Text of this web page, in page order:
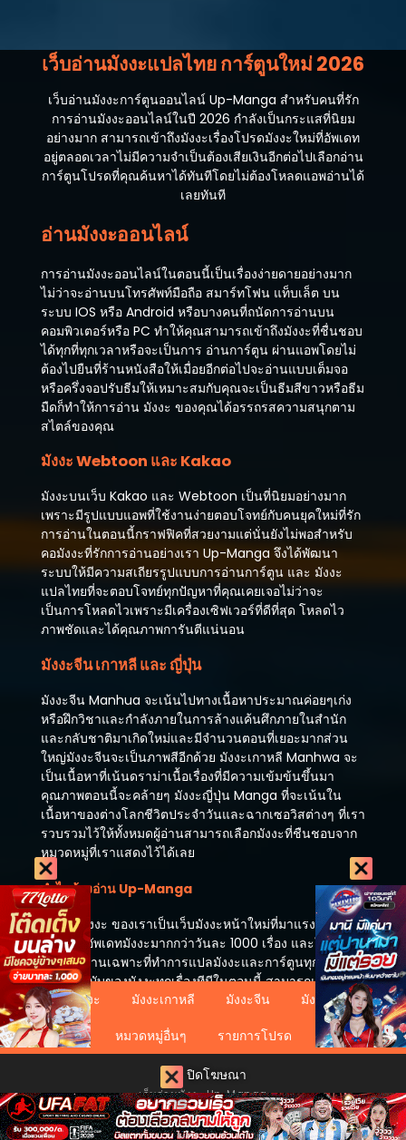
ปิดโฆษณา
อ่านมังงะ มังงะเกาหลี มังงะจีน
มังงะญี่ปุ่น
หมวดหมู่อื่นๆ
รายการโปรด
เว็บอ่านมังงะ Up-Manga
เว็บอ่านมังงะแปลไทย การ์ตูนใหม่ 2026
เว็บอ่านมังงะการ์ตูนออนไลน์ Up-Manga สำหรับคนที่รัก
การอ่านมังงะออนไลน์ในปี 2026 กำลังเป็นกระแสที่นิยม
อย่างมาก สามารถเข้าถึงมังงะเรื่องโปรดมังงะใหม่ที่อัพเดท
อยู่ตลอดเวลาไม่มีความจำเป็นต้องเสียเงินอีกต่อไปเลือกอ่าน
การ์ตูนโปรดที่คุณค้นหาได้ทันทีโดยไม่ต้องโหลดแอพอ่านได้
เลยทันที
อ่านมังงะออนไลน์
การอ่านมังงะออนไลน์ในตอนนี้เป็นเรื่องง่ายดายอย่างมาก
ไม่ว่าจะอ่านบนโทรศัพท์มือถือ สมาร์ทโฟน แท็บเล็ต บน
ระบบ IOS หรือ Android หรือบางคนที่ถนัดการอ่านบน
คอมพิวเตอร์หรือ PC ทำให้คุณสามารถเข้าถึงมังงะที่ชื่นชอบ
ได้ทุกที่ทุกเวลาหรือจะเป็นการ อ่านการ์ตูน ผ่านแอพโดยไม่
ต้องไปยืนที่ร้านหนังสือให้เมื่อยอีกต่อไปจะอ่านแบบเต็มจอ
หรือครึ่งจอปรับธีมให้เหมาะสมกับคุณจะเป็นธีมสีขาวหรือธีม
มืดก็ทำให้การอ่าน มังงะ ของคุณได้อรรถรสความสนุกตาม
สไตล์ของคุณ
มังงะ Webtoon และ Kakao
มังงะบนเว็บ Kakao และ Webtoon เป็นที่นิยมอย่างมาก
เพราะมีรูปแบบแอพที่ใช้งานง่ายตอบโจทย์กับคนยุคใหม่ที่รัก
การอ่านในตอนนี้กราฟฟิคที่สวยงามแต่นั่นยังไม่พอสำหรับ
คอมังงะที่รักการอ่านอย่างเรา Up-Manga จึงได้พัฒนา
ระบบให้มีความสเถียรรูปแบบการอ่านการ์ตูน และ มังงะ
แปลไทยที่จะตอบโจทย์ทุกปัญหาที่คุณเคยเจอไม่ว่าจะ
เป็นการโหลดไวเพราะมีเครื่องเซิฟเวอร์ที่ดีที่สุด โหลดไว
ภาพชัดและได้คุณภาพการันตีแน่นอน
มังงะจีน เกาหลี และ ญี่ปุ่น
มังงะจีน Manhua จะเน้นไปทางเนื้อหาประมาณค่อยๆเก่ง
หรือฝึกวิชาและกำลังภายในการล้างแค้นศึกภายในสำนัก
และกลับชาติมาเกิดใหม่และมีจำนวนตอนที่เยอะมากส่วน
ใหญ่มังงะจีนจะเป็นภาพสีอีกด้วย มังงะเกาหลี Manhwa จะ
เป็นเนื้อหาที่เน้นดราม่าเนื้อเรื่องที่มีความเข้มข้นขึ้นมา
คุณภาพตอนนี้จะคล้ายๆ มังงะญี่ปุ่น Manga ที่จะเน้นใน
เนื้อหาของต่างโลกชีวิตประจำวันและฉากเซอวิสต่างๆ ที่เรา
รวบรวมไว้ให้ทั้งหมดผู้อ่านสามารถเลือกมังงะที่ชืนชอบจาก
หมวดหมู่ที่เราแสดงไว้ได้เลย
ทำไมต้องอ่าน Up-Manga
เว็บ อัพมังงะ ของเราเป็นเว็บมังงะหน้าใหม่ที่มาแรงที่สุดตอน
นี้มังงะที่อัพเดทมังงะมากกว่าวันละ 1000 เรื่อง และในตอนนี้
เรามีทีมงานเฉพาะที่ทำการแปลมังงะและการ์ตูนทุกวันทำให้
เป็นต้นฉบับของมังงะทุกเรื่องทีมีในตอนนี้ สามารถแนะนำ
มังงะที่ไม่มีในเว็บไซต์ให้เราลงได้ทันทีหากคุณเจอปัญหาใน
การอ่าน แจ้งผ่านแอดมินได้ตลอด 24 ชม นั่นเป็นเหตุผลที่
คุณต้องอ่านเว็บไซต์ของเราเว็บ อ่านมังงะ และ การ์ตูน
ออนไลน์ ที่ดีที่สุดในตอนนี้